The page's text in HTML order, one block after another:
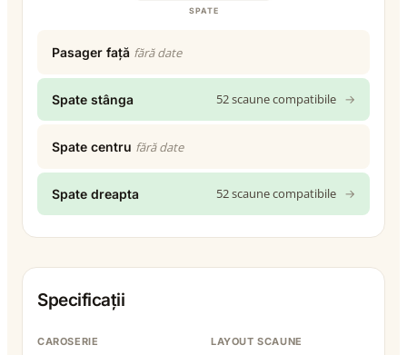
SPATE
Pasager față fără date
Spate stânga 52 scaune compatibile →
Spate centru fără date
Spate dreapta 52 scaune compatibile →
Specificații
CAROSERIE LAYOUT SCAUNE